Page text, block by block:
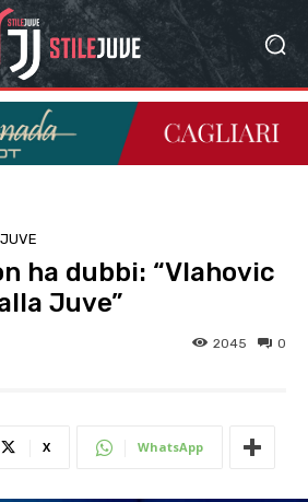
ha dubbi: “Vlahovic
Juve”
0
2045
X WhatsApp